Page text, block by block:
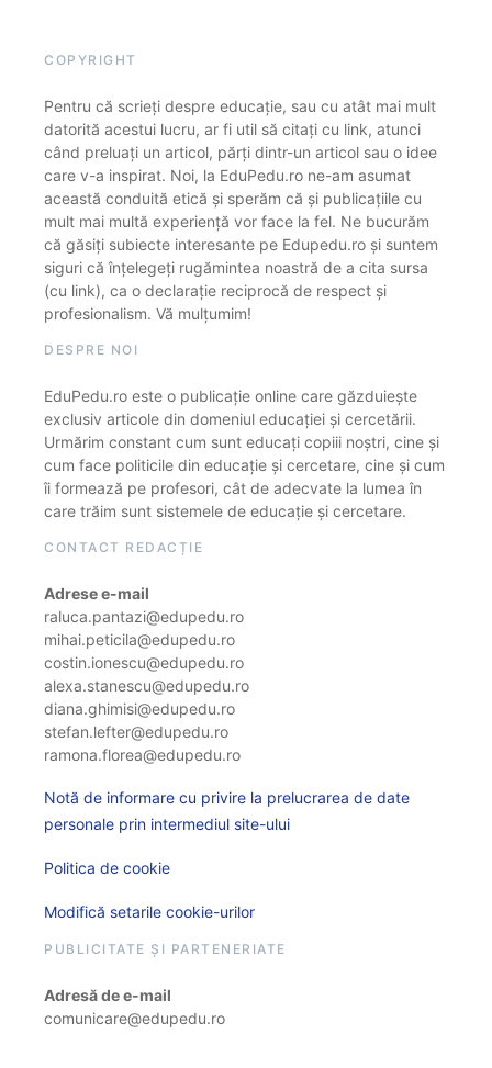
COPYRIGHT
Pentru că scrieți despre educație, sau cu atât mai mult
datorită acestui lucru, ar fi util să citați cu link, atunci
când preluați un articol, părți dintr-un articol sau o idee
care v-a inspirat. Noi, la EduPedu.ro ne-am asumat
această conduită etică și sperăm că și publicațiile cu
mult mai multă experiență vor face la fel. Ne bucurăm
că găsiți subiecte interesante pe Edupedu.ro și suntem
siguri că înțelegeți rugămintea noastră de a cita sursa
(cu link), ca o declarație reciprocă de respect și
profesionalism. Vă mulțumim!
DESPRE NOI
EduPedu.ro este o publicație online care găzduiește
exclusiv articole din domeniul educației și cercetării.
Urmărim constant cum sunt educați copiii noștri, cine și
cum face politicile din educație și cercetare, cine și cum
îi formează pe profesori, cât de adecvate la lumea în
care trăim sunt sistemele de educație și cercetare.
CONTACT REDACȚIE
Adrese e-mail
raluca.pantazi@edupedu.ro
mihai.peticila@edupedu.ro
costin.ionescu@edupedu.ro
alexa.stanescu@edupedu.ro
diana.ghimisi@edupedu.ro
stefan.lefter@edupedu.ro
ramona.florea@edupedu.ro
Notă de informare cu privire la prelucrarea de date
personale prin intermediul site-ului
Politica de cookie
Modifică setarile cookie-urilor
PUBLICITATE ȘI PARTENERIATE
Adresă de e-mail
comunicare@edupedu.ro